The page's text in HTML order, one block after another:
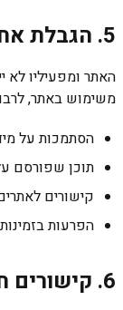
5. הגבלת אחריות
האתר ומפעיליו לא
משימוש באתר,
הסתמכות על
תוכן שפורסם
קישורים
הפרעות
6. קישורים חיצוניים